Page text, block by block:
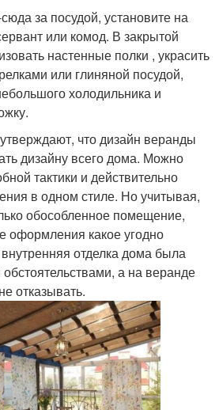
за посудой, установите на
или комод. В закрытой
настенные полки , украсить
или глиняной посудой,
холодильника и
что дизайн веранды
дизайну всего дома. Можно
тактики и действительно
в одном стиле. Но учитывая,
обособленное помещение,
оформления какое угодно
отделка дома была
а на веранде
отказывать.